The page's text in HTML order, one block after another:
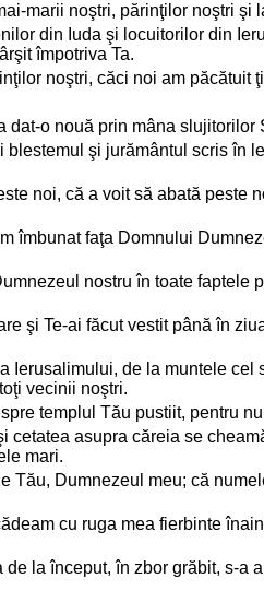
marii noştri, părinţilor noştri şi
din Iuda şi locuitorilor din
împotriva Ta.
noştri, căci noi am păcătuit
o nouă prin mâna slujitorilor
şi jurământul scris în
noi, că a voit să abată peste
îmbunat faţa Domnului
nostru în toate faptele
şi Te-ai făcut vestit până în
Ierusalimului, de la muntele cel
vecinii noştri.
templul Tău pustiit, pentru
asupra căreia se
mari.
Dumnezeul meu; că
cu ruga mea fierbinte
la început, în zbor grăbit, s-a